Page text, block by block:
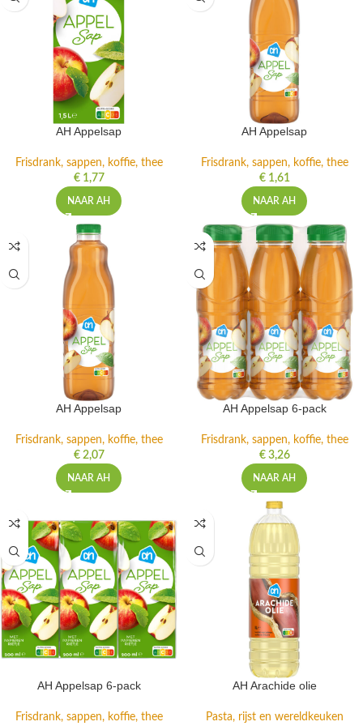
AH Appelsap
Frisdrank, sappen, koffie, thee
€1,77
NAAR AH
AH Appelsap
Frisdrank, sappen, koffie, thee
€1,61
NAAR AH
AH Appelsap
Frisdrank, sappen, koffie, thee
€2,07
NAAR AH
AH Appelsap 6-pack
Frisdrank, sappen, koffie, thee
€3,26
NAAR AH
AH Appelsap 6-pack
Frisdrank, sappen, koffie, thee
AH Arachide olie
Pasta, rijst en wereldkeuken